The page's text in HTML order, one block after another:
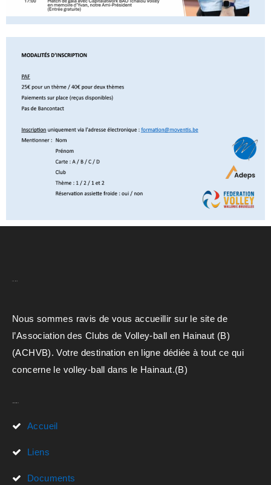
Nous sommes ravis de vous accueillir sur le site de
l’Association des Clubs de Volley-ball en Hainaut (B)
(ACHVB). Votre destination en ligne dédiée à tout ce qui
concerne le volley-ball dans le Hainaut.(B)
Accueil
Liens
Documents